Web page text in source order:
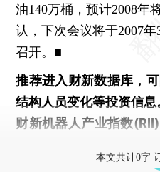
油140万桶，预计2008年
认，下次会议将于2007
召开。■
推荐进入财新数据库 ，
结构人员变化等投资信息
财新机器人产业指数(RII)
本文共计0字